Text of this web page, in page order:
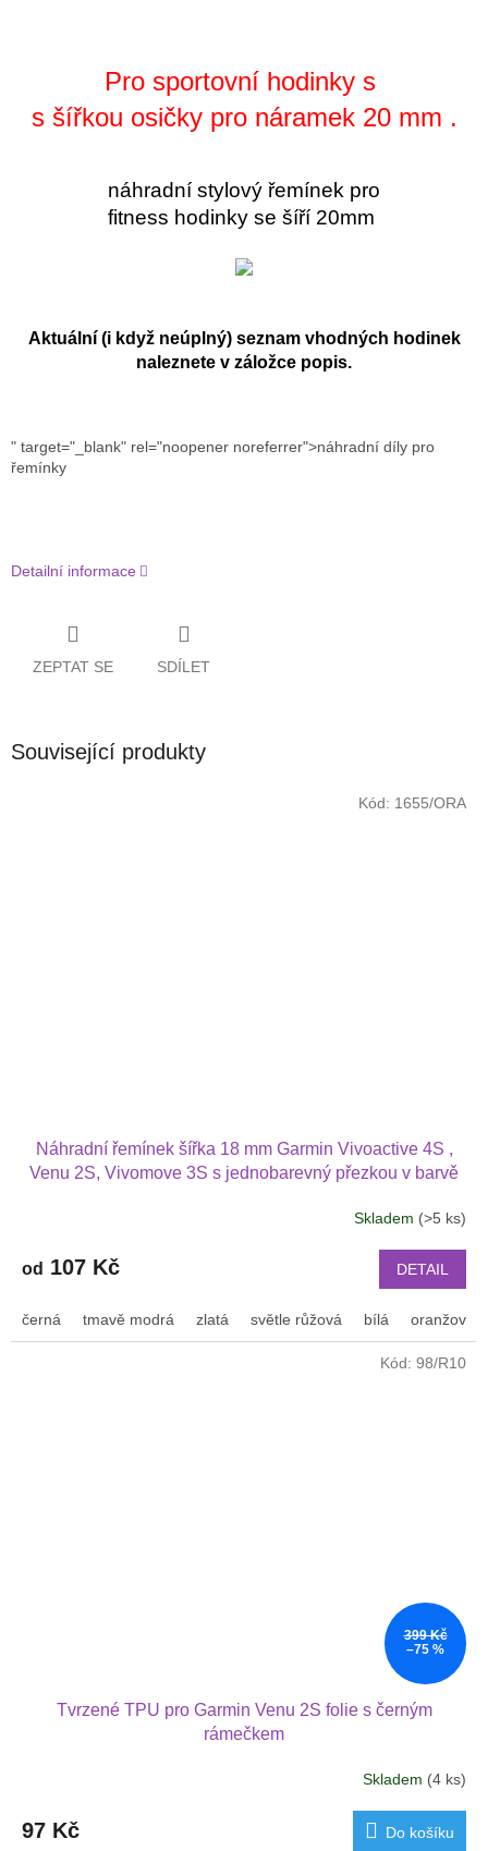
Pro sportovní hodinky s
s šířkou osičky pro náramek 20 mm .
náhradní stylový řemínek pro
fitness hodinky se šíří 20mm
Aktuální (i když neúplný) seznam vhodných hodinek
naleznete v záložce popis.
" target="_blank" rel="noopener noreferrer">náhradní díly pro
řemínky
Detailní informace
ZEPTAT SE SDÍLET
Související produkty
Náhradní řemínek šířka 18 mm Garmin Vivoactive 4S ,
Venu 2S, Vivomove 3S s jednobarevný přezkou v barvě
Skladem (>5 ks)
od 107 Kč DETAIL
černá tmavě modrá zlatá světle růžová bílá oranžová
Kód: 1655/ORA
399 Kč
–75 %
Tvrzené TPU pro Garmin Venu 2S folie s černým
rámečkem
Skladem (4 ks)
97 Kč Do košíku
Kód: 98/R10